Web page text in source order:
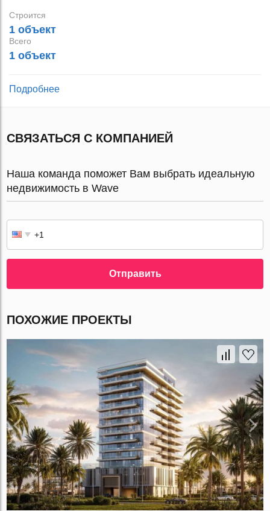
Строится
1 объект
Всего
1 объект
Подробнее
СВЯЗАТЬСЯ С КОМПАНИЕЙ
Наша команда поможет Вам выбрать идеальную
недвижимость в Wave
Отправить
ПОХОЖИЕ ПРОЕКТЫ